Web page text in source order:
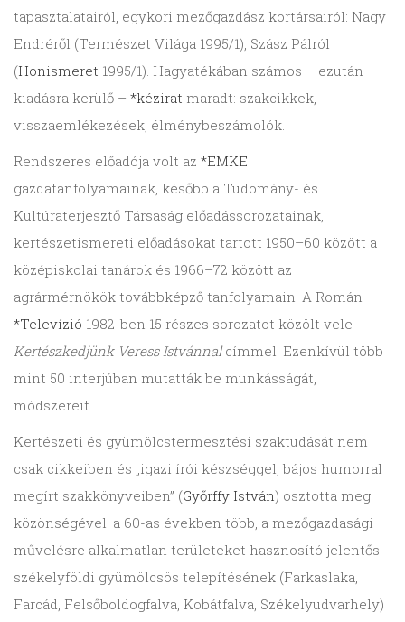
tapasztalatairól, egykori mezőgazdász kortársairól: Nagy
Endréről (Természet Világa 1995/1), Szász Pálról
(Honismeret 1995/1). Hagyatékában számos – ezután
kiadásra kerülő – *kézirat maradt: szakcikkek,
visszaemlékezések, élménybeszámolók.
Rendszeres előadója volt az *EMKE
gazdatanfolyamainak, később a Tudomány- és
Kultúraterjesztő Társaság előadássorozatainak,
kertészetismereti előadásokat tartott 1950–60 között a
középiskolai tanárok és 1966–72 között az
agrármérnökök továbbképző tanfolyamain. A Román
*Televízió 1982-ben 15 részes sorozatot közölt vele
Kertészkedjünk Veress Istvánnalcímmel. Ezenkívül több
mint 50 interjúban mutatták be munkásságát,
módszereit.
Kertészeti és gyümölcstermesztési szaktudását nem
csak cikkeiben és „igazi írói készséggel, bájos humorral
megírt szakkönyveiben” (Győrffy István) osztotta meg
közönségével: a 60-as években több, a mezőgazdasági
művelésre alkalmatlan területeket hasznosító jelentős
székelyföldi gyümölcsös telepítésének (Farkaslaka,
Farcád, Felsőboldogfalva, Kobátfalva, Székelyudvarhely)